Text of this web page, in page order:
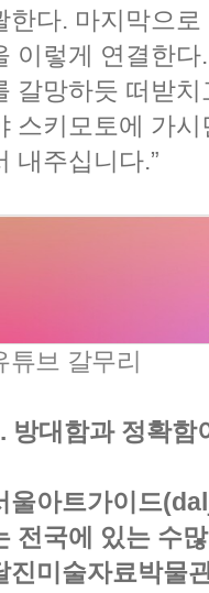
한다. 마지막으
이렇게 연결한
갈망하듯 떠받치
스키모토에 가
내주십니다.”
튜브 갈무리
방대함과 정확함
울아트가이드
전국에 있는 수
진미술자료박물